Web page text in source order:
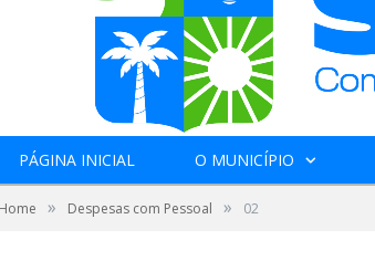
PÁGINA INICIAL O MUNICÍPIO
Home » Despesas com Pessoal » 02